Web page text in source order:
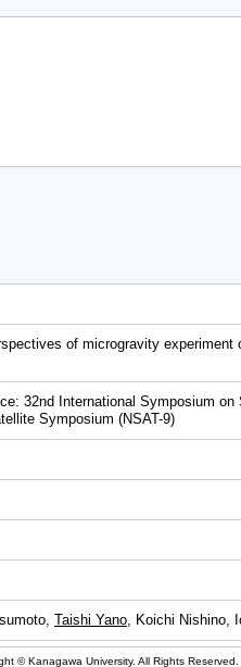
of microgravity experiment
32nd International Symposium
Symposium (NSAT-9)
Taishi Yano, Koichi Nishino,
© Kanagawa University. All Rights Reserved.